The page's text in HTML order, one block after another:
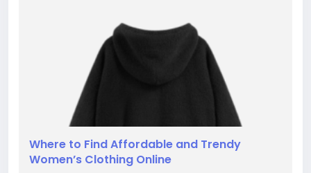
Where to Find Affordable and Trendy
Women’s Clothing Online